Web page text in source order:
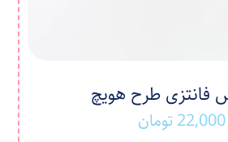
فانتزی طرح هویچ
22,000تومان